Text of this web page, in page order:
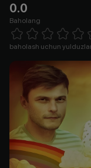
0.0
Baholang
1 Star 2 Stars 3 Stars 4 Stars5 Stars
baholash uchun